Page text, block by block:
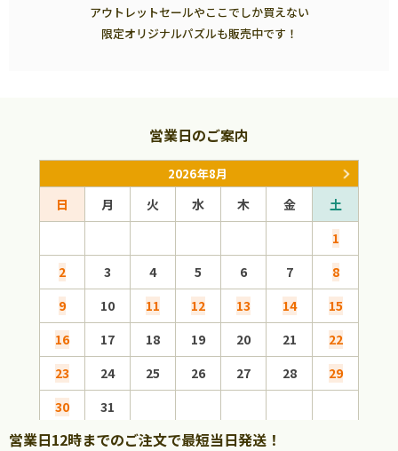
アウトレットセールやここでしか買えない
限定オリジナルパズルも販売中です！
営業日のご案内
2026年8月
日 月 火 水 木 金
土
1
2
3 4 5 6 7
8
9
10 11 12 13 14
15
16
17 18 19 20 21
22
23
24 25 26 27 28
29
30
31
営業日12時までのご注文で最短当日発送！